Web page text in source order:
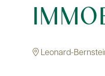
Leonard-